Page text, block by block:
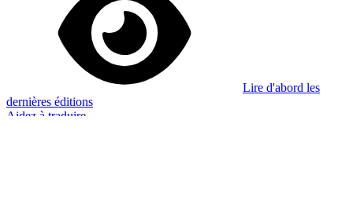
Lire d'abord les
dernières éditions
Aidez à traduire